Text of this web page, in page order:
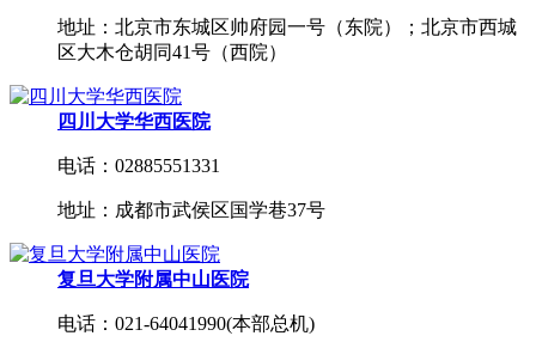
地址：北京市东城区帅府园一号（东院）；北京市西城
区大木仓胡同41号（西院）
四川大学华西医院
电话：02885551331
地址：成都市武侯区国学巷37号
复旦大学附属中山医院
电话：021-64041990(本部总机)